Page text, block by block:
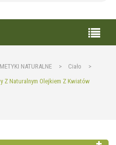
NATURALNE > Ciało
>
Z Naturalnym Olejkiem Z Kwiatów